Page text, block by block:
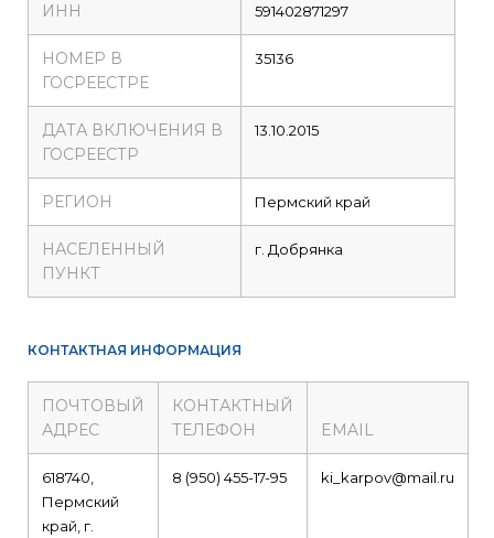
ИНН 591402871297
НОМЕР В
ГОСРЕЕСТРЕ
35136
ДАТА ВКЛЮЧЕНИЯ В
ГОСРЕЕСТР
13.10.2015
РЕГИОН Пермский край
НАСЕЛЕННЫЙ
ПУНКТ
г. Добрянка
КОНТАКТНАЯ ИНФОРМАЦИЯ
ПОЧТОВЫЙ
АДРЕС
КОНТАКТНЫЙ
ТЕЛЕФОН
EMAIL
618740,
Пермский
край, г.
8 (950) 455-17-95 ki_karpov@mail.ru